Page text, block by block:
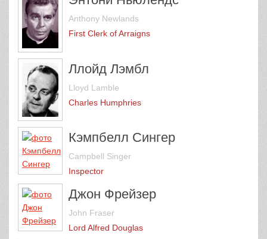
Anthony Newlands
First Clerk of Arraigns
Ллойд Лэмбл
Lloyd Lamble
Charles Humphries
Кэмпбелл Сингер
Campbell Singer
Inspector
Джон Фрейзер
John Fraser
Lord Alfred Douglas